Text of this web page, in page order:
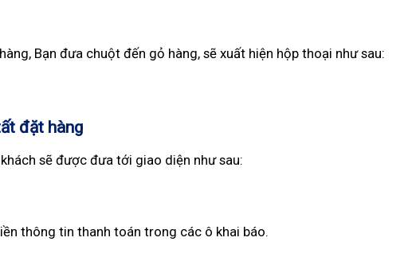
Bạn đưa chuột đến gỏ hàng, sẽ xuất hiện hộp thoại như sau:
đặt hàng
khách sẽ được đưa tới giao diện như sau:
thông tin thanh toán trong các ô khai báo.